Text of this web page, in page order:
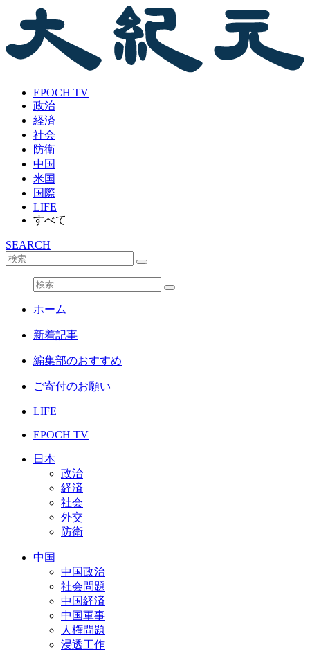
EPOCH TV
政治
経済
社会
防衛
中国
米国
国際
LIFE
すべて
SEARCH
ホーム
新着記事
編集部のおすすめ
ご寄付のお願い
LIFE
EPOCH TV
日本
政治
経済
社会
外交
防衛
中国
中国政治
社会問題
中国経済
中国軍事
人権問題
浸透工作